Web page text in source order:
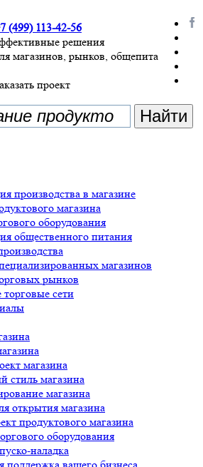
(499) 113-42-56
решения
магазинов, рынков, общепита
проект
производства в магазине
магазина
оборудования
общественного питания
магазинов
рынков
сети
магазина
стиль магазина
магазина
открытия магазина
продуктового магазина
оборудования
наладка